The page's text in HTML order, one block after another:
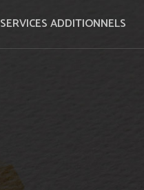
SERVICES ADDITIONNELS